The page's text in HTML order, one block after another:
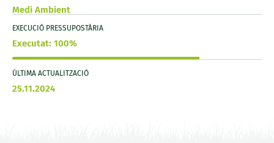
Medi Ambient
EXECUCIÓ PRESSUPOSTÀRIA
Executat: 100%
ÚLTIMA ACTUALITZACIÓ
25.11.2024